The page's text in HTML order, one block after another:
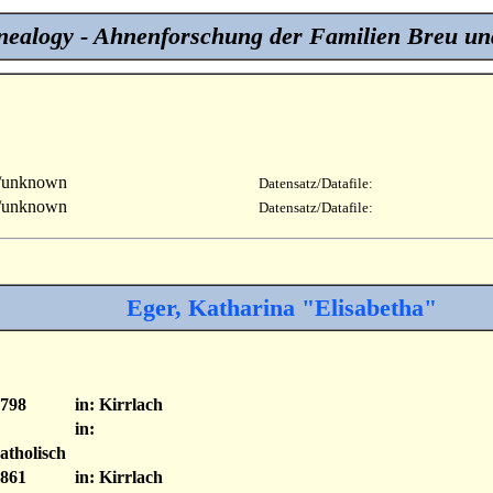
- Ahnenforschung der Familien Breu
Datensatz/Datafile:
Datensatz/Datafile:
Eger, Katharina "Elisabetha"
in: Kirrlach
in:
in: Kirrlach